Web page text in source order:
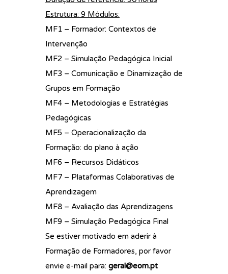
Estrutura: 9 Módulos:
MF1 – Formador: Contextos de
Intervenção
MF2 – Simulação Pedagógica Inicial
MF3 – Comunicação e Dinamização de
Grupos em Formação
MF4 – Metodologias e Estratégias
Pedagógicas
MF5 – Operacionalização da
Formação: do plano à ação
MF6 – Recursos Didáticos
MF7 – Plataformas Colaborativas de
Aprendizagem
MF8 – Avaliação das Aprendizagens
MF9 – Simulação Pedagógica Final
Se estiver motivado em aderir à
Formação de Formadores, por favor
envie e-mail para: geral@eom.pt